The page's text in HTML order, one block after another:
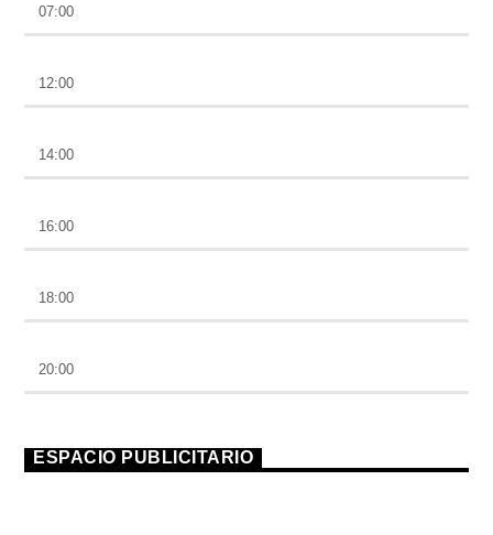
07:00
12:00
14:00
16:00
18:00
20:00
ESPACIO PUBLICITARIO